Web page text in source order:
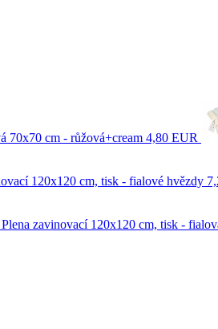
70x70 cm - růžová+cream 4,80 EUR
120x120 cm, tisk - fialové hvězdy
Plena zavinovací 120x120 cm, tisk -